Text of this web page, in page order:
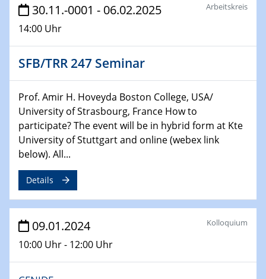
Bewerbungsvorrtag Besetzung W3-Professur
Technische Chemie – Technisch-Makromolekulare
Chemie für die Wasserforschung
29.01.2024
Bewerbungsvorrtag Besetzung W3-Professur
Technische Chemie – Technisch-Makromolekulare
Chemie für die Wasserforschung
29.01.2024
Bewerbungsvorrtag Besetzung W3-Professur
Technische Chemie – Technisch-Makromolekulare
Chemie für die Wasserforschung
30.01.2024
MATURE
30.11.-0001 - 06.02.2025
14:00 Uhr
Arbeitskreis
SFB/TRR 247 Seminar
Prof. Amir H. Hoveyda Boston College, USA/
University of Strasbourg, France How to
participate? The event will be in hybrid form at Kte
University of Stuttgart and online (webex link
below). All...
Details
09.01.2024
10:00 Uhr - 12:00 Uhr
Kolloquium